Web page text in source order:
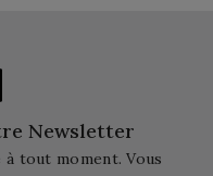
Newsletter
tout moment. Vous